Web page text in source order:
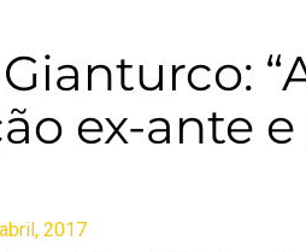
ex-ante
2017